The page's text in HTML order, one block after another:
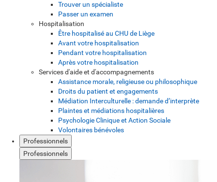
Trouver un spécialiste
Passer un examen
Hospitalisation
Être hospitalisé au CHU de Liège
Avant votre hospitalisation
Pendant votre hospitalisation
Après votre hospitalisation
Services d'aide et d'accompagnements
Assistance morale, religieuse ou philosophique
Droits du patient et engagements
Médiation Interculturelle : demande d’interprète
Plaintes et médiations hospitalières
Psychologie Clinique et Action Sociale
Volontaires bénévoles
Professionnels
Professionnels